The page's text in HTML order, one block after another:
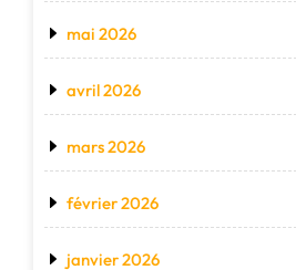
mai 2026
avril 2026
mars 2026
février 2026
janvier 2026